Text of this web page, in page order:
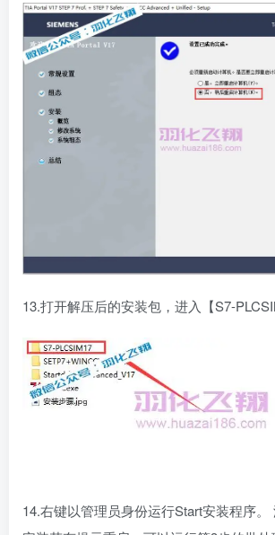
13.打开解压后的安装包，进入【S7-
14.右键以管理员身份运行Start安装程序